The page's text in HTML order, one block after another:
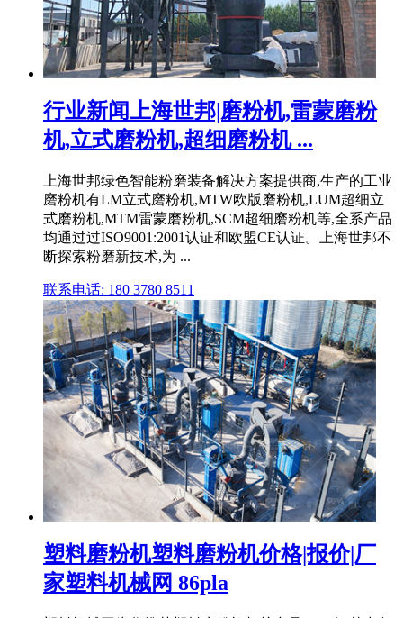
行业新闻上海世邦|磨粉机,雷蒙磨粉
机,立式磨粉机,超细磨粉机 ...
上海世邦绿色智能粉磨装备解决方案提供商,生产的工业
磨粉机有LM立式磨粉机,MTW欧版磨粉机,LUM超细立
式磨粉机,MTM雷蒙磨粉机,SCM超细磨粉机等,全系产品
均通过过ISO9001:2001认证和欧盟CE认证。上海世邦不
断探索粉磨新技术,为 ...
联系电话: 180 3780 8511
塑料磨粉机塑料磨粉机价格|报价|厂
家塑料机械网 86pla